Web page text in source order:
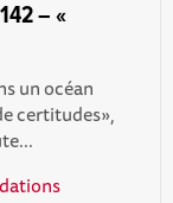
– «
un océan
certitudes»,